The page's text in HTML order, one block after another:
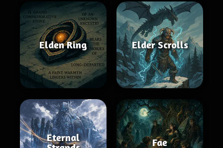
Elden Ring Elder Scrolls
Eternal
Fae